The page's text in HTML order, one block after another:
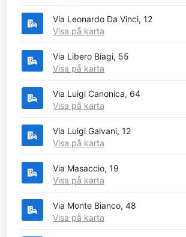
Via Leonardo Da Vinci, 12
Visa på karta
Via Libero Biagi, 55
Visa på karta
Via Luigi Canonica, 64
Visa på karta
Via Luigi Galvani, 12
Visa på karta
Via Masaccio, 19
Visa på karta
Via Monte Bianco, 48
Visa på karta